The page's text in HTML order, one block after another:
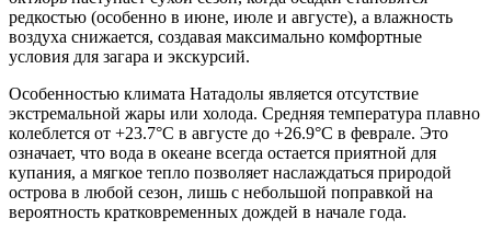
редкостью (особенно в июне, июле и августе), а влажность
воздуха снижается, создавая максимально комфортные
условия для загара и экскурсий.
Особенностью климата Натадолы является отсутствие
экстремальной жары или холода. Средняя температура плавно
колеблется от +23.7°C в августе до +26.9°C в феврале. Это
означает, что вода в океане всегда остается приятной для
купания, а мягкое тепло позволяет наслаждаться природой
острова в любой сезон, лишь с небольшой поправкой на
вероятность кратковременных дождей в начале года.